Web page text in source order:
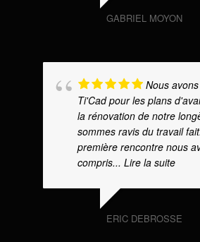
GABRIEL MOYON
Nous
Ti'Cad pour les plans
la rénovation de notre
sommes ravis du travail
première rencontre nous
compris... Lire la suite
ERIC DEBROSSE